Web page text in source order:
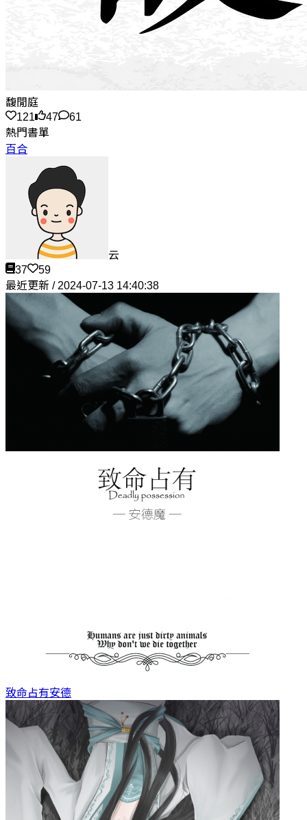
馥閒庭
121
47
61
熱門書單
百合
云
37
59
最近更新 / 2024-07-13 14:40:38
致命占有安德